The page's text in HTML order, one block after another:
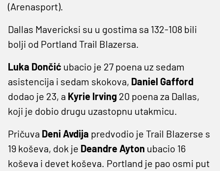
(Arenasport).
Dallas Mavericksi su u gostima sa 132-108 bili
bolji od Portland Trail Blazersa.
Luka Dončić ubacio je 27 poena uz sedam
asistencija i sedam skokova, Daniel Gafford
dodao je 23, a Kyrie Irving 20 poena za Dallas,
koji je dobio drugu uzastopnu utakmicu.
Pričuva Deni Avdija predvodio je Trail Blazerse s
19 koševa, dok je Deandre Ayton ubacio 16
koševa i devet koševa. Portland je pao osmi put